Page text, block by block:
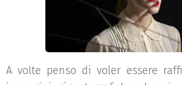
A volte penso di voler essere